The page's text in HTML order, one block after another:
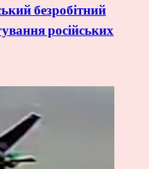
безробітний
російських